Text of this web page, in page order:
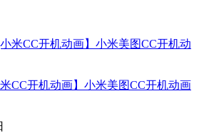
米CC开机动画】小米美图CC开机动画